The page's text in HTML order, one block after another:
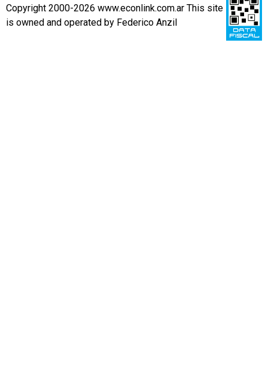
Copyright 2000-2026 www.econlink.com.ar This site
is owned and operated by Federico Anzil